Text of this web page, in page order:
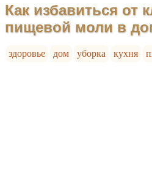
Как избавиться от
пищевой моли в
здоровье дом уборка кухня